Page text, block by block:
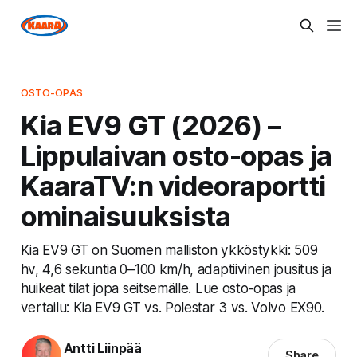
OSTO-OPAS
Kia EV9 GT (2026) –
Lippulaivan osto-opas ja
KaaraTV:n videoraportti
ominaisuuksista
Kia EV9 GT on Suomen malliston ykköstykki: 509
hv, 4,6 sekuntia 0–100 km/h, adaptiivinen jousitus ja
huikeat tilat jopa seitsemälle. Lue osto-opas ja
vertailu: Kia EV9 GT vs. Polestar 3 vs. Volvo EX90.
Antti Liinpää